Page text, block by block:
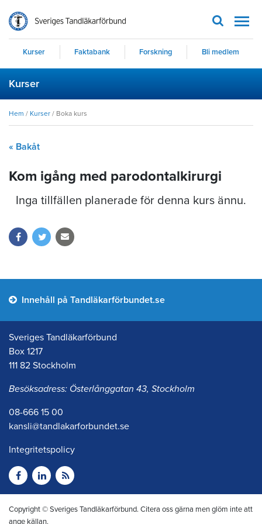
Kurser Faktabank Forskning Bli medlem
Kurser
Hem / Kurser / Boka kurs
« Bakåt
Kom igång med parodontalkirurgi
Inga tillfällen planerade för denna kurs ännu.
Innehåll på Tandläkarförbundet.se
Sveriges Tandläkarförbund
Box 1217
111 82 Stockholm
Besöksadress: Österlånggatan 43, Stockholm
08-666 15 00
kansli@tandlakarforbundet.se
Integritetspolicy
Copyright © Sveriges Tandläkarförbund. Citera oss gärna men glöm inte att
ange källan.